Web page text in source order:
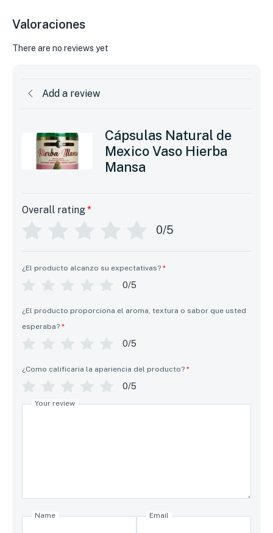
Valoraciones
There are no reviews yet
Add a review
Cápsulas Natural de
Mexico Vaso Hierba
Mansa
Overall rating*
0/5
¿El producto alcanzo su expectativas? *
0/5
¿El producto proporciona el aroma, textura o sabor que usted
esperaba? *
0/5
¿Como calificaria la apariencia del producto? *
0/5
Your review
Name Email